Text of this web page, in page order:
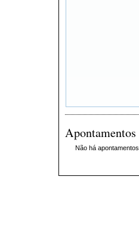
Apontamentos
Não há apontamentos.